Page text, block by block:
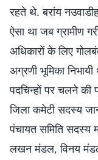
रहते थे. बरांय
ऐसा था जब ग्रामीण
अधिकारों के लिए
अग्रणी भूमिका
पदचिन्हों पर चलने
जिला कमेटी सदस्य
पंचायत समिति सदस्य
लखन मंडल, विनय